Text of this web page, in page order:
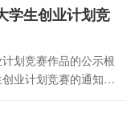
学生创业计划竞
划竞赛作品的公示根
业计划竞赛的通知》